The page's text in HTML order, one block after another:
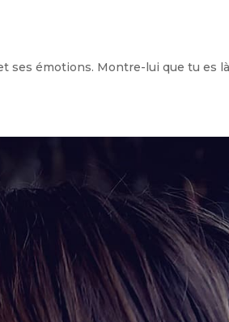
ses émotions. Montre-lui que tu es